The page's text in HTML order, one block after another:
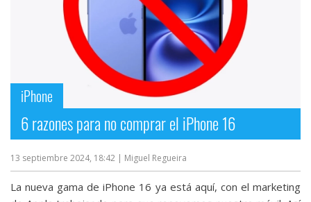
iPhone
6 razones para no comprar el iPhone 16
13 septiembre 2024, 18:42 | Miguel Regueira
La nueva gama de iPhone 16 ya está aquí, con el marketing